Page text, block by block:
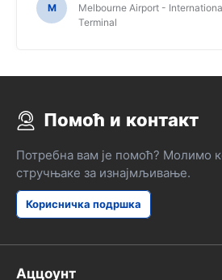
M
Melbourne Airport -
Terminal
Помоћ и контакт
Потребна вам је помоћ? Молимо
стручњаке за изнајмљивање.
Корисничка подршка
Аццоунт